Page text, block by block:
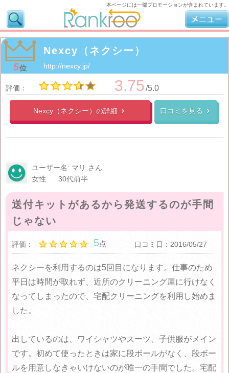
5位
Nexcy（ネクシー）
http://nexcy.jp/
評価： 3.75/5.0
Nexcy（ネクシー）の詳細  口コミを見る 
ユーザー名: マリ さん
女性
30代前半
送付キットがあるから発送するのが手間
じゃない
評価： 5点 口コミ日：2016/05/27
ネクシーを利用するのは5回目になります。仕事のため
平日は時間が取れず、近所のクリーニング屋に行けなく
なってしまったので、宅配クリーニングを利用し始めま
した。
出しているのは、ワイシャツやスーツ、子供服がメイン
です。初めて使ったときは家に段ボールがなく、段ボー
ルを用意しなきゃいけないのが唯一の手間でした。宅配
本ページには一部プロモーションが含まれています。